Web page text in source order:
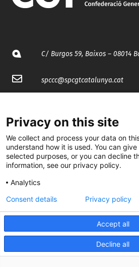
C/ Burgos 59, Baixos – 08014
spccc@spcgtcatalunya.cat
@CGTCatalunya
cgtcatalunya
Desenvolupat
Privacy on this site
We collect and process your data on
understand how it is used. You can
selected purposes, or you can decline
information, see our privacy policy.
Analytics
Accept all
Decline all
Consent details Privacy policy